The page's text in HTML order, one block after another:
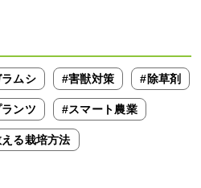
ムシ #害獣対策 #除草剤
ンツ #スマート農業
る栽培方法